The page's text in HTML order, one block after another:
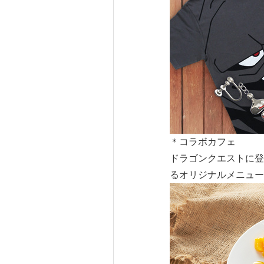
＊コラボカフェ
ドラゴンクエストに
るオリジナルメニュ